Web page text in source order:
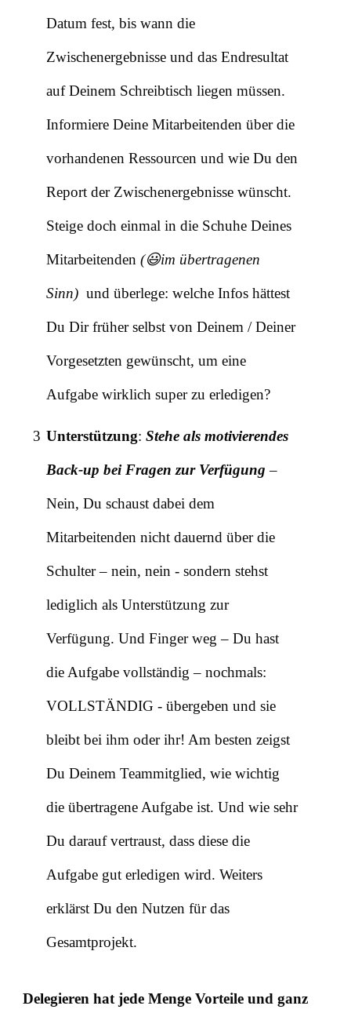
Datum fest, bis wann die
Zwischenergebnisse und das Endresultat
auf Deinem Schreibtisch liegen müssen.
Informiere Deine Mitarbeitenden über die
vorhandenen Ressourcen und wie Du den
Report der Zwischenergebnisse wünscht.
Steige doch einmal in die Schuhe Deines
Mitarbeitenden (😃im übertragenen
Sinn) und überlege: welche Infos hättest
Du Dir früher selbst von Deinem / Deiner
Vorgesetzten gewünscht, um eine
Aufgabe wirklich super zu erledigen?
3 Unterstützung: Stehe als motivierendes
Back-up bei Fragen zur Verfügung –
Nein, Du schaust dabei dem
Mitarbeitenden nicht dauernd über die
Schulter – nein, nein - sondern stehst
lediglich als Unterstützung zur
Verfügung. Und Finger weg – Du hast
die Aufgabe vollständig – nochmals:
VOLLSTÄNDIG - übergeben und sie
bleibt bei ihm oder ihr! Am besten zeigst
Du Deinem Teammitglied, wie wichtig
die übertragene Aufgabe ist. Und wie sehr
Du darauf vertraust, dass diese die
Aufgabe gut erledigen wird. Weiters
erklärst Du den Nutzen für das
Gesamtprojekt.
Delegieren hat jede Menge Vorteile und ganz